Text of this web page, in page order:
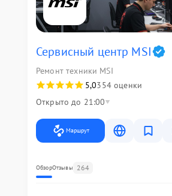
Сервисный центр MSI
Ремонт техники MSI
5,0354 оценки
Открыто до 21:00
Маршрут
ОбзорОтзывы 264